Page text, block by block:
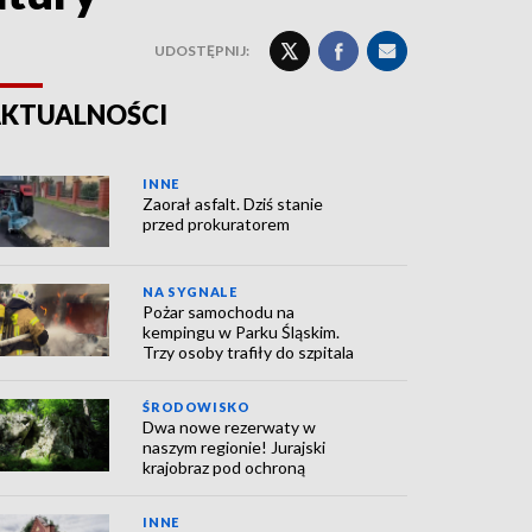
UDOSTĘPNIJ:
INNE
Zaorał asfalt. Dziś stanie
przed prokuratorem
NA SYGNALE
Pożar samochodu na
kempingu w Parku Śląskim.
Trzy osoby trafiły do szpitala
ŚRODOWISKO
Dwa nowe rezerwaty w
naszym regionie! Jurajski
krajobraz pod ochroną
INNE